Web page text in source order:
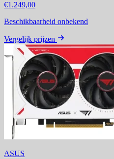
€1.249,00
Beschikbaarheid onbekend
Vergelijk prijzen
ASUS